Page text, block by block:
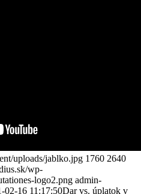
uploads/jablko.jpg 1760 2640
wp-
logo2.png admin-
02-16 11:17:50Dar vs. úplatok v